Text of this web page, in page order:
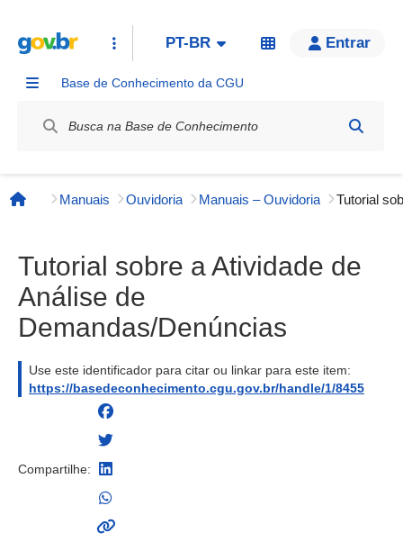
PT-BR Entrar
Base de Conhecimento da CGU
Página inicial
Manuais Ouvidoria Manuais – Ouvidoria
Tutorial sobre a Atividade de
Análise de
Demandas/Denúncias
Use este identificador para citar ou linkar para este item:
https://basedeconhecimento.cgu.gov.br/handle/1/8455
Compartilhe: